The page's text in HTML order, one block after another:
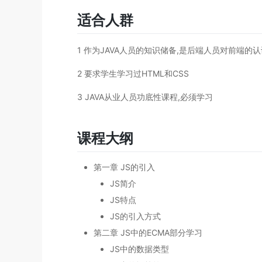
适合人群
1 作为JAVA人员的知识储备,是后端人员对前端的
2 要求学生学习过HTML和CSS
3 JAVA从业人员功底性课程,必须学习
课程大纲
第一章 JS的引入
JS简介
JS特点
JS的引入方式
第二章 JS中的ECMA部分学习
JS中的数据类型